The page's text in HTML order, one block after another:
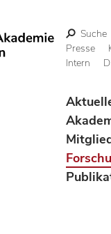
Suche
Presse
Intern